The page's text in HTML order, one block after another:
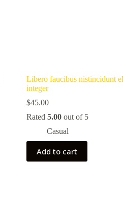
Libero faucibus nistincidunt
integer
$45.00
Rated 5.00out of 5
Casual
Add to cart